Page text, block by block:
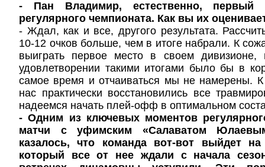
- Пан Владимир, естественно, первый
регулярного чемпионата. Как вы их
- Ждал, как и все, другого результата.
10-12 очков больше, чем в итоге набрали. К
выиграть первое место в своем дивизионе,
удовлетворении такими итогами было бы в
самое время и отчаиваться мы не намерены.
нас практически восстановились все
надеемся начать плей-офф в оптимальном
- Одним из ключевых моментов
матчи с уфимским «Салаватом
казалось, что команда вот-вот выйдет
который все от нее ждали с начала